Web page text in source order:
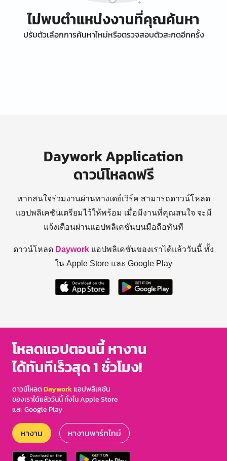
ไม่พบตำแหน่งงานที่คุณค้นหา
ปรับตัวเลือกการค้นหาใหม่หรือตรวจสอบตัวสะกดอีกครั้ง
Daywork Application
ดาวน์โหลดฟรี
หากสนใจร่วมงานผ่านทางเดย์เวิร์ค สามารถดาวน์โหลด
แอปพลิเคชันเตรียมไว้ให้พร้อม เมื่อมีงานที่คุณสนใจ จะมี
แจ้งเตือนผ่านแอปพลิเคชันบนมือถือทันที
ดาวน์โหลด Daywork แอปพลิเคชันของเราได้แล้ววันนี้ ทั้ง
ใน Apple Store และ Google Play
โหลดแอปตอนนี้ หางาน
ได้ทันทีเร็วสุด 1 ชั่วโมง!
ดาวน์โหลดDayworkแอปพลิเคชัน
ของเราได้แล้ววันนี้ ทั้งใน Apple Store
และ Google Play
หางาน หางานพาร์ทไทม์